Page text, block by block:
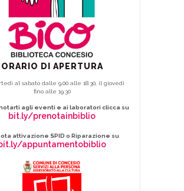
ORARIO DI APERTURA
al sabato dalle 9.00 alle 18.30, il giovedì
fino alle 19.30
agli eventi e ai laboratori clicca su
bit.ly/prenotainbiblio
attivazione SPID o Riparazione su
appuntamentobiblio